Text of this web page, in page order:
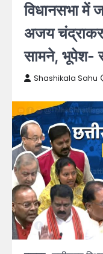
विधानसभा में
अजय
सामने, भूपेश-
Shashikala Sahu